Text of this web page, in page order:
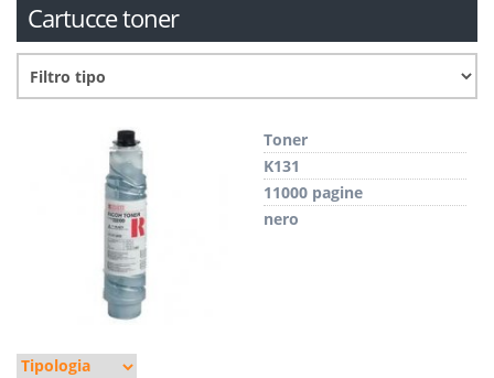
Cartucce toner
Toner
K131
11000 pagine
nero